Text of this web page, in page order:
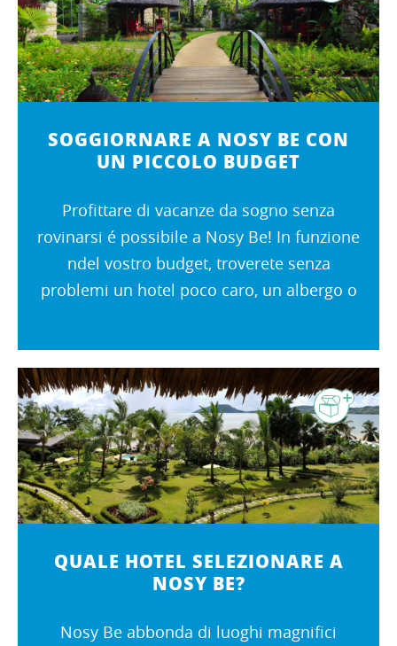
SOGGIORNARE A NOSY BE CON
UN PICCOLO BUDGET
Profittare di vacanze da sogno senza
rovinarsi é possibile a Nosy Be! In funzione
ndel vostro budget, troverete senza
problemi un hotel poco caro, un albergo o
QUALE HOTEL SELEZIONARE A
NOSY BE?
Nosy Be abbonda di luoghi magnifici